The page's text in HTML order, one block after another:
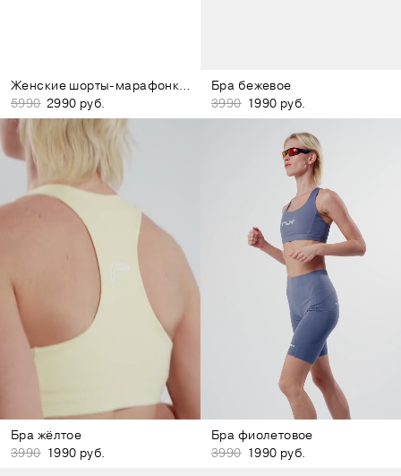
Женские шорты-марафонки чёрные
5990 2990 руб.
Бра бежевое
3990 1990 руб.
Бра жёлтое
3990 1990 руб.
Бра фиолетовое
3990 1990 руб.